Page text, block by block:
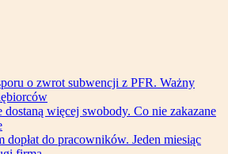
o zwrot subwencji z PFR. Ważny
więcej swobody. Co nie zakazane
dopłat do pracowników. Jeden miesiąc